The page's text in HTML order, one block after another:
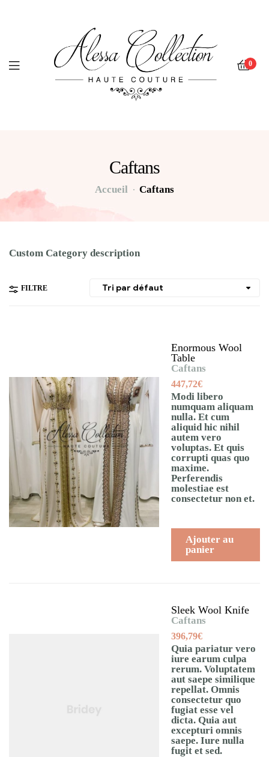
0
Caftans
Accueil Caftans
Custom Category description
FILTRE
Enormous Wool
Table
Caftans
447,72€
Modi libero
numquam aliquam
nulla. Et cum
aliquid hic nihil
autem vero
voluptas. Et quis
corrupti quas quo
maxime.
Perferendis
molestiae est
consectetur non et.
Ajouter au
panier
Sleek Wool Knife
Caftans
396,79€
Quia pariatur vero
iure earum culpa
rerum. Voluptatem
aut saepe similique
repellat. Omnis
consectetur quo
fugiat esse vel
dicta. Quia aut
excepturi omnis
saepe. Iure nulla
fugit et sed.